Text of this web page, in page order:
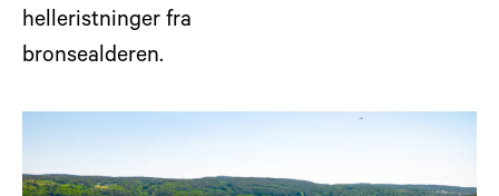
helleristninger fra
bronsealderen.